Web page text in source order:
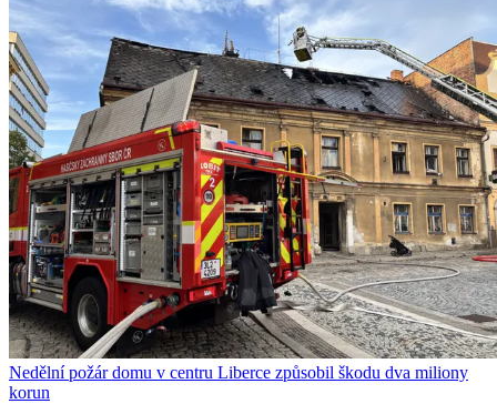
Nedělní požár domu v centru Liberce způsobil škodu dva miliony
korun